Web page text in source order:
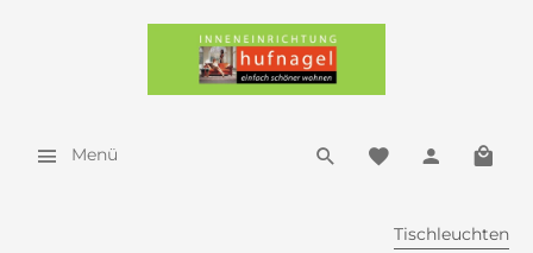
Menü
Tischleuchten